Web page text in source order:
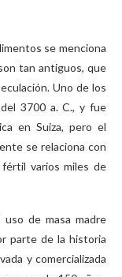
se menciona
tan antiguos, que
Uno de los
3700 a. C., y fue
en Suiza, pero el
se relaciona con
varios miles de
de masa madre
parte de la historia
y comercializada